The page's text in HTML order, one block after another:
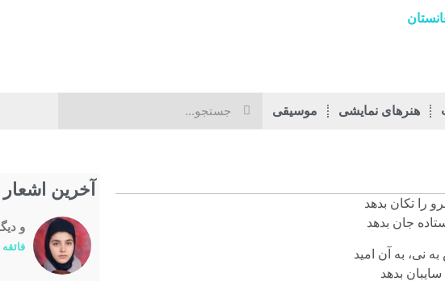
هنرهای نمایشی موسیقی
آخرین اشعار
و
را تکان بدهد
جان بدهد
نی، به آن امید
بدهد